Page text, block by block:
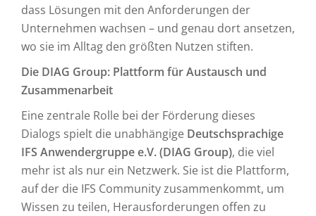
dass Lösungen mit den Anforderungen der
Unternehmen wachsen – und genau dort ansetzen,
wo sie im Alltag den größten Nutzen stiften.
Die DIAG Group: Plattform für Austausch und
Zusammenarbeit
Eine zentrale Rolle bei der Förderung dieses
Dialogs spielt die unabhängige Deutschsprachige
IFS Anwendergruppe e.V. (DIAG Group), die viel
mehr ist als nur ein Netzwerk. Sie ist die Plattform,
auf der die IFS Community zusammenkommt, um
Wissen zu teilen, Herausforderungen offen zu